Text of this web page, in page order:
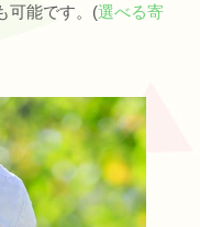
可能です。(選べる寄